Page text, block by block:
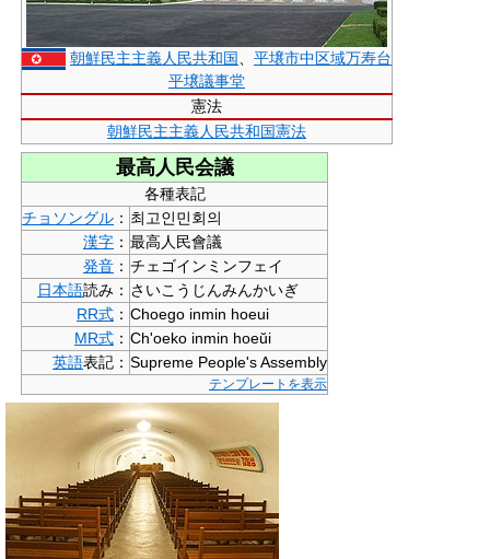
朝鮮民主主義人民共和国 平壌市中区域万寿台
平壌議事堂
憲法
朝鮮民主主義人民共和国憲法
最高人民会議
各種表記
チョソングル ： 최고인민회의
漢字 ： 最高人民會議
発音 ： チェゴインミンフェイ
日本語読み： さいこうじんみんかいぎ
RR式 ： Choego inmin hoeui
MR式 ： Ch'oeko inmin hoeŭi
英語表記： Supreme People's Assembly
テンプレートを表示